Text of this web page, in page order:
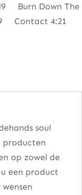
Burn Down The
Contact 4:21
soul
producten
op zowel de
een product